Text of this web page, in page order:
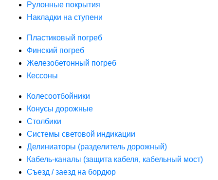
Рулонные покрытия
Накладки на ступени
Пластиковый погреб
Финский погреб
Железобетонный погреб
Кессоны
Колесоотбойники
Конусы дорожные
Столбики
Системы световой индикации
Делиниаторы (разделитель дорожный)
Кабель-каналы (защита кабеля, кабельный мост)
Съезд / заезд на бордюр